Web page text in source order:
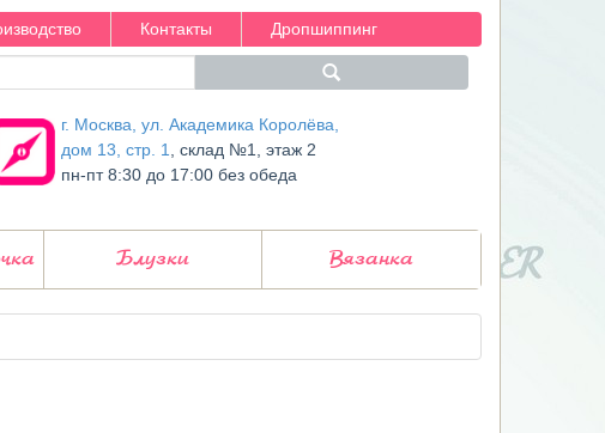
Контакты Дропшиппинг
г. Москва, ул. Академика Королёва,
дом 13, стр. 1
, склад №1, этаж 2
пн-пт 8:30 до 17:00 без обеда
Блузки Вязанка